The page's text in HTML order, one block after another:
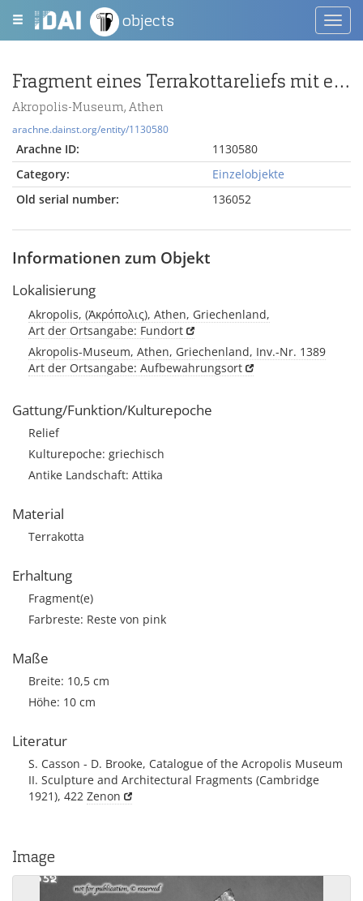
objects
Fragment eines Terrakottareliefs mit einer stehenden männlichen Figur
Akropolis-Museum, Athen
arachne.dainst.org/entity/1130580
Arachne ID:
1130580
Category:
Einzelobjekte
Old serial number:
136052
Informationen zum Objekt
Lokalisierung
Akropolis, (Ἀκρόπολις), Athen, Griechenland,
Art der Ortsangabe: Fundort
Akropolis-Museum, Athen, Griechenland, Inv.-Nr. 1389
Art der Ortsangabe: Aufbewahrungsort
Gattung/Funktion/Kulturepoche
Relief
Kulturepoche: griechisch
Antike Landschaft: Attika
Material
Terrakotta
Erhaltung
Fragment(e)
Farbreste: Reste von pink
Maße
Breite: 10,5 cm
Höhe: 10 cm
Literatur
S. Casson - D. Brooke, Catalogue of the Acropolis Museum
II. Sculpture and Architectural Fragments (Cambridge
1921), 422 Zenon
Image